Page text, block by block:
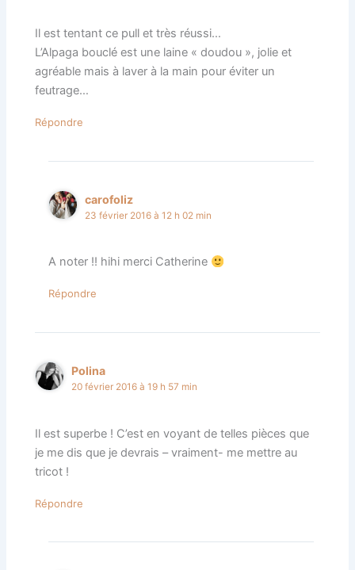
Il est tentant ce pull et très réussi…
L’Alpaga bouclé est une laine « doudou », jolie et
agréable mais à laver à la main pour éviter un
feutrage…
Répondre
carofoliz
23 février 2016 à 12 h 02 min
A noter !! hihi merci Catherine
Répondre
Polina
20 février 2016 à 19 h 57 min
Il est superbe ! C’est en voyant de telles pièces que
je me dis que je devrais – vraiment- me mettre au
tricot !
Répondre